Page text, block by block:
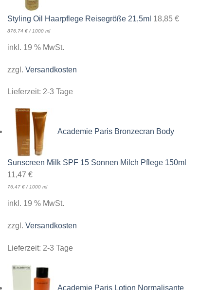
Styling Oil Haarpflege Reisegröße 21,5ml 18,85 €
876,74 € / 1000 ml
inkl. 19 % MwSt.
zzgl. Versandkosten
Lieferzeit: 2-3 Tage
Academie Paris Bronzecran Body
Sunscreen Milk SPF 15 Sonnen Milch Pflege 150ml
11,47 €
76,47 € / 1000 ml
inkl. 19 % MwSt.
zzgl. Versandkosten
Lieferzeit: 2-3 Tage
Academie Paris Lotion Normalisante